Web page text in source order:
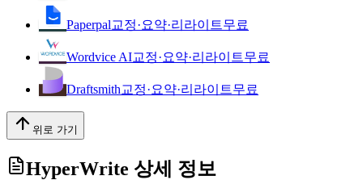
Paperpal교정·요약·리라이트무료
Wordvice AI교정·요약·리라이트무료
Draftsmith교정·요약·리라이트무료
위로 가기
HyperWrite 상세 정보